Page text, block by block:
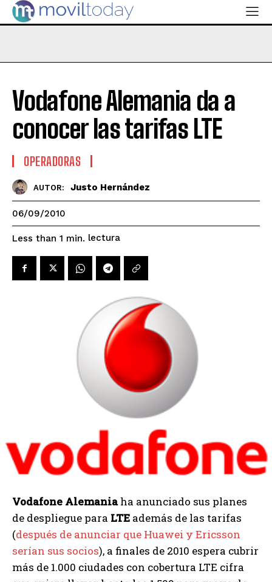
Vodafone Alemania da a
conocer las tarifas LTE
OPERADORAS
AUTOR: Justo Hernández
06/09/2010
Less than 1 min. lectura
Vodafone Alemaniaha anunciado sus planes
de despliegue para LTE además de las tarifas
(después de anunciar que Huawei y Ericsson
serían sus socios), a finales de 2010 espera cubrir
más de 1.000 ciudades con cobertura LTE cifra